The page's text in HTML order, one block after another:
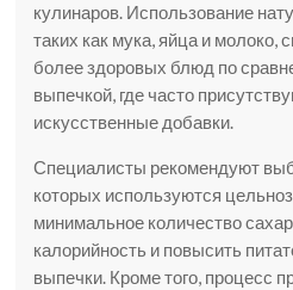
кулинаров. Использование
таких как мука, яйца и молоко,
более здоровых блюд по
выпечкой, где часто
искусственные добавки.
Специалисты рекомендуют
которых используются
минимальное количество
калорийность и повысить
выпечки. Кроме того, процесс